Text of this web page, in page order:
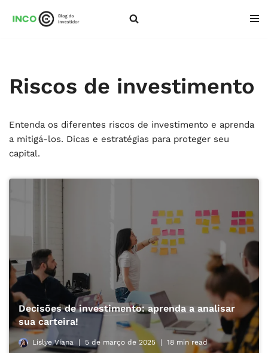
conteúdo
Riscos de investimento
Entenda os diferentes riscos de investimento e aprenda
a mitigá-los. Dicas e estratégias para proteger seu
capital.
Decisões de investimento: aprenda a analisar
sua carteira!
Lislye Viana 5 de março de 2025 18 min read